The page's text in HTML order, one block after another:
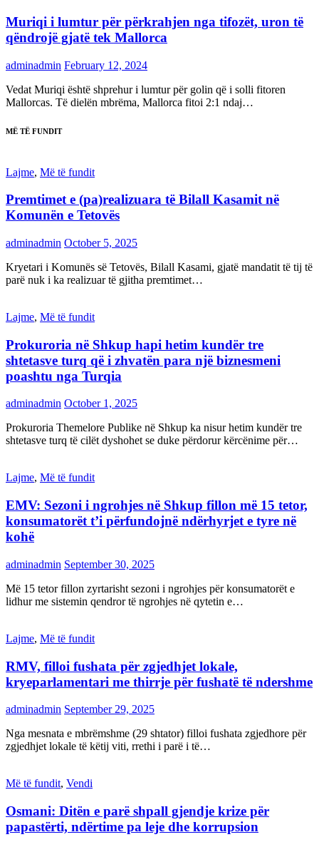
Muriqi i lumtur për përkrahjen nga tifozët, uron të
qëndrojë gjatë tek Mallorca
adminadmin February 12, 2024
Vedat Muriqi është shprehur i lumtur për golin që i solli fitoren
Mallorcas. Të dielën mbrëma, Mallorca fitoi 2:1 ndaj…
MË TË FUNDIT
Lajme, Më të fundit
Premtimet e (pa)realizuara të Bilall Kasamit në
Komunën e Tetovës
adminadmin October 5, 2025
Kryetari i Komunës së Tetovës, Bilall Kasami, gjatë mandatit të tij të
parë nuk i ka realizuar të gjitha premtimet…
Lajme, Më të fundit
Prokuroria në Shkup hapi hetim kundër tre
shtetasve turq që i zhvatën para një biznesmeni
poashtu nga Turqia
adminadmin October 1, 2025
Prokuroria Themelore Publike në Shkup ka nisur hetim kundër tre
shtetasve turq të cilët dyshohet se duke përdorur kërcënime për…
Lajme, Më të fundit
EMV: Sezoni i ngrohjes në Shkup fillon më 15 tetor,
konsumatorët t’i përfundojnë ndërhyrjet e tyre në
kohë
adminadmin September 30, 2025
Më 15 tetor fillon zyrtarisht sezoni i ngrohjes për konsumatorët e
lidhur me sistemin qendror të ngrohjes në qytetin e…
Lajme, Më të fundit
RMV, filloi fushata për zgjedhjet lokale,
kryeparlamentari me thirrje për fushatë të ndershme
adminadmin September 29, 2025
Nga mesnata e mbrëmshme (29 shtator) filloi fushata zgjedhore për
zgjedhjet lokale të këtij viti, rrethi i parë i të…
Më të fundit, Vendi
Osmani: Ditën e parë shpall gjendje krize për
papastërti, ndërtime pa leje dhe korrupsion